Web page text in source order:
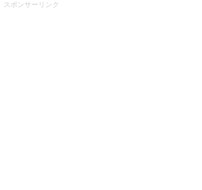
スポンサーリンク